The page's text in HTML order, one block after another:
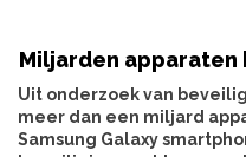
Miljarden
Uit onderzoek van
meer dan een miljard
Samsung Galaxy